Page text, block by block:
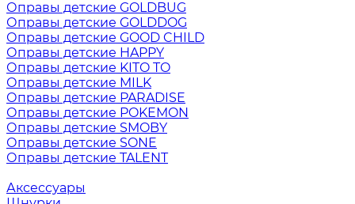
Оправы детские GOLDBUG
Оправы детские GOLDDOG
Оправы детские GOOD CHILD
Оправы детские HAPPY
Оправы детские KITO TO
Оправы детские MILK
Оправы детские PARADISE
Оправы детские POKEMON
Оправы детские SMOBY
Оправы детские SONE
Оправы детские TALENT
Аксессуары